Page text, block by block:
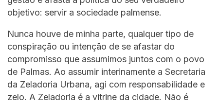
objetivo: servir a sociedade palmense.
Nunca houve de minha parte, qualquer tipo de
conspiração ou intenção de se afastar do
compromisso que assumimos juntos com o povo
de Palmas. Ao assumir interinamente a Secretaria
da Zeladoria Urbana, agi com responsabilidade e
zelo. A Zeladoria é a vitrine da cidade. Não é